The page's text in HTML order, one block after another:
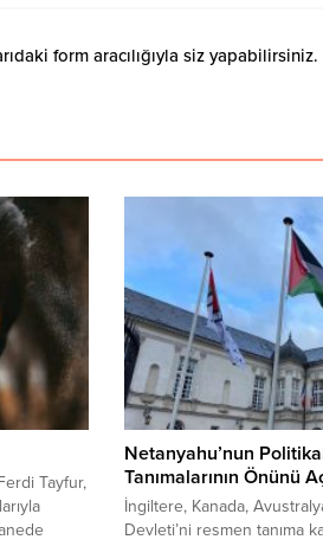
form aracılığıyla siz yapabilirsiniz.
Tayfur,
Netanyahu’nun
Tanımalarının Önünü
İngiltere, Kanada,
Devleti’ni resmen tanıma